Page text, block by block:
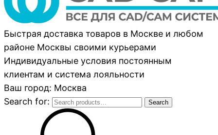
Быстрая доставка товаров в Москве и любом
районе Москвы своими курьерами
Индивидуальные условия постоянным
клиентам и система лояльности
Ваш город: Москва
Search for:
Search